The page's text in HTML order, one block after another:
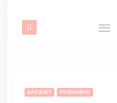
BÁSQUET PERGAMINO